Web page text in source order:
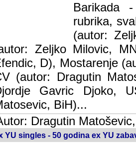
Barikada
rubrika,
(autor:
Zeljko Milovic,
D), Mostarenje
(autor: Dragutin
Gavric Djoko,
BiH)...
Dragutin
YU singles - 50 godina ex YU